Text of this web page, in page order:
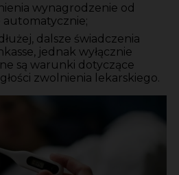
wynagrodzenie od
automatycznie;
dalsze świadczenia
jednak wyłącznie
są warunki dotyczące
zwolnienia lekarskiego.